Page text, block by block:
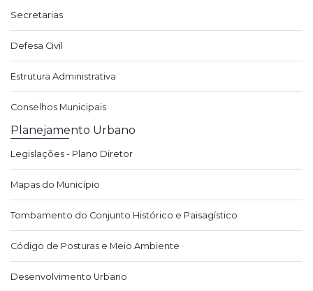
Secretarias
Defesa Civil
Estrutura Administrativa
Conselhos Municipais
Planejamento Urbano
Legislações - Plano Diretor
Mapas do Município
Tombamento do Conjunto Histórico e Paisagístico
Código de Posturas e Meio Ambiente
Desenvolvimento Urbano